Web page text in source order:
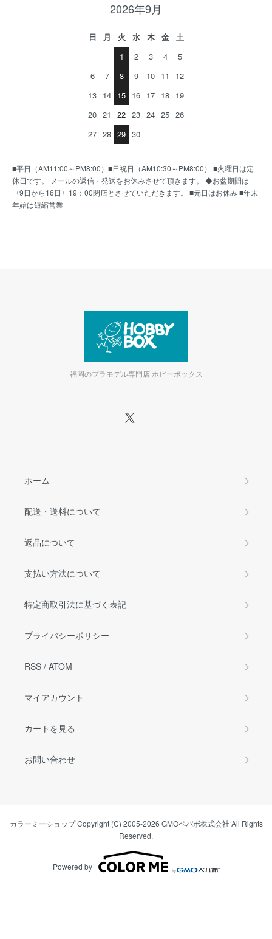
2026年9月
日 月 火 水 木 金
土
1
2 3 4
5
6
7 8 9 10 11
12
13 14 15 16 17 18 19
20 21 22 23 24 25 26
27 28 29 30
■平日（AM11:00～PM8:00）■日祝日（AM10:30～PM8:00） ■火曜日は定
休日です。 メールの返信・発送をお休みさせて頂きます。 ◆お盆期間は
〈9日から16日〉19：00閉店とさせていただきます。 ■元日はお休み ■年末
年始は短縮営業
福岡のプラモデル専門店 ホビーボックス
ホーム
配送・送料について
返品について
支払い方法について
特定商取引法に基づく表記
プライバシーポリシー
RSS / ATOM
マイアカウント
カートを見る
お問い合わせ
カラーミーショップCopyright (C) 2005-2026 GMOペパボ株式会社 All Rights
Reserved.
Powered by